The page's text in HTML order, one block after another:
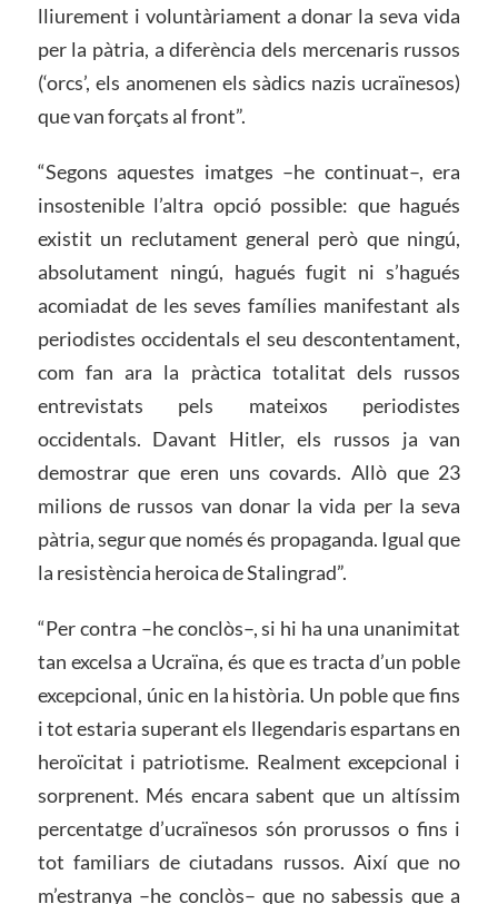
lliurement i voluntàriament a donar la seva vida
per la pàtria, a diferència dels mercenaris russos
(‘orcs’, els anomenen els sàdics nazis ucraïnesos)
que van forçats al front”.
“Segons aquestes imatges –he continuat–, era
insostenible l’altra opció possible: que hagués
existit un reclutament general però que ningú,
absolutament ningú, hagués fugit ni s’hagués
acomiadat de les seves famílies manifestant als
periodistes occidentals el seu descontentament,
com fan ara la pràctica totalitat dels russos
entrevistats pels mateixos periodistes
occidentals. Davant Hitler, els russos ja van
demostrar que eren uns covards. Allò que 23
milions de russos van donar la vida per la seva
pàtria, segur que només és propaganda. Igual que
la resistència heroica de Stalingrad”.
“Per contra –he conclòs–, si hi ha una unanimitat
tan excelsa a Ucraïna, és que es tracta d’un poble
excepcional, únic en la història. Un poble que fins
i tot estaria superant els llegendaris espartans en
heroïcitat i patriotisme. Realment excepcional i
sorprenent. Més encara sabent que un altíssim
percentatge d’ucraïnesos són prorussos o fins i
tot familiars de ciutadans russos. Així que no
m’estranya –he conclòs– que no sabessis que a